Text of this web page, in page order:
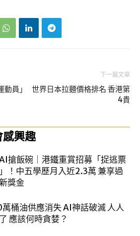
員」
下一篇文章
世界日本拉麵價格排名 香港第
4貴
感興趣
搶飯碗｜港鐵重賞招募「捉逃票
！中五學歷月入近2.3萬 兼享過
獎金
桶油供應消失 AI神話破滅 人人
應該何時貪婪？